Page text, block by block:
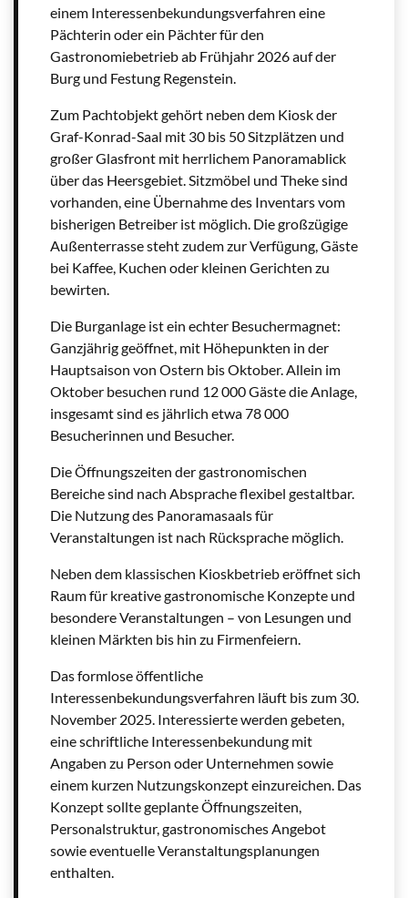
einem Interessenbekundungsverfahren eine
Pächterin oder ein Pächter für den
Gastronomiebetrieb ab Frühjahr 2026 auf der
Burg und Festung Regenstein.
Zum Pachtobjekt gehört neben dem Kiosk der
Graf-Konrad-Saal mit 30 bis 50 Sitzplätzen und
großer Glasfront mit herrlichem Panoramablick
über das Heersgebiet. Sitzmöbel und Theke sind
vorhanden, eine Übernahme des Inventars vom
bisherigen Betreiber ist möglich. Die großzügige
Außenterrasse steht zudem zur Verfügung, Gäste
bei Kaffee, Kuchen oder kleinen Gerichten zu
bewirten.
Die Burganlage ist ein echter Besuchermagnet:
Ganzjährig geöffnet, mit Höhepunkten in der
Hauptsaison von Ostern bis Oktober. Allein im
Oktober besuchen rund 12 000 Gäste die Anlage,
insgesamt sind es jährlich etwa 78 000
Besucherinnen und Besucher.
Die Öffnungszeiten der gastronomischen
Bereiche sind nach Absprache flexibel gestaltbar.
Die Nutzung des Panoramasaals für
Veranstaltungen ist nach Rücksprache möglich.
Neben dem klassischen Kioskbetrieb eröffnet sich
Raum für kreative gastronomische Konzepte und
besondere Veranstaltungen – von Lesungen und
kleinen Märkten bis hin zu Firmenfeiern.
Das formlose öffentliche
Interessenbekundungsverfahren läuft bis zum 30.
November 2025. Interessierte werden gebeten,
eine schriftliche Interessenbekundung mit
Angaben zu Person oder Unternehmen sowie
einem kurzen Nutzungskonzept einzureichen. Das
Konzept sollte geplante Öffnungszeiten,
Personalstruktur, gastronomisches Angebot
sowie eventuelle Veranstaltungsplanungen
enthalten.